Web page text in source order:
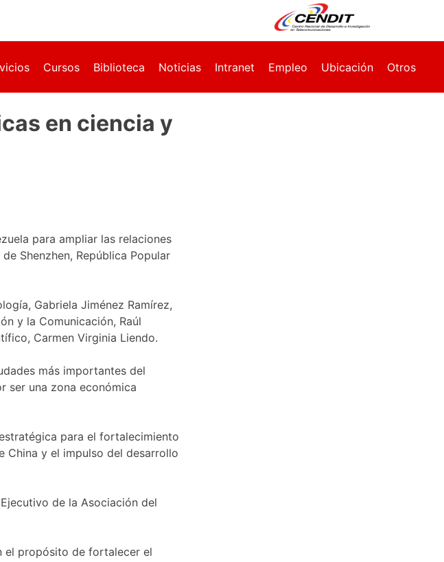
Cursos Biblioteca Noticias Intranet Empleo Ubicación Otros
en ciencia y
para ampliar las relaciones
Shenzhen, República Popular
Gabriela Jiménez Ramírez,
y la Comunicación, Raúl
Carmen Virginia Liendo.
más importantes del
ser una zona económica
para el fortalecimiento
China y el impulso del desarrollo
de la Asociación del
el propósito de fortalecer el